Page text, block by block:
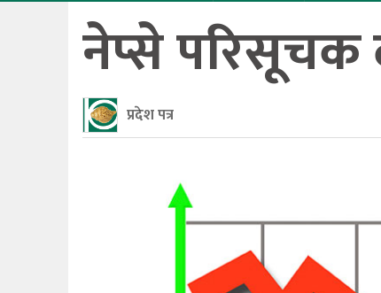
नेप्से परिसूचक
प्रदेश पत्र